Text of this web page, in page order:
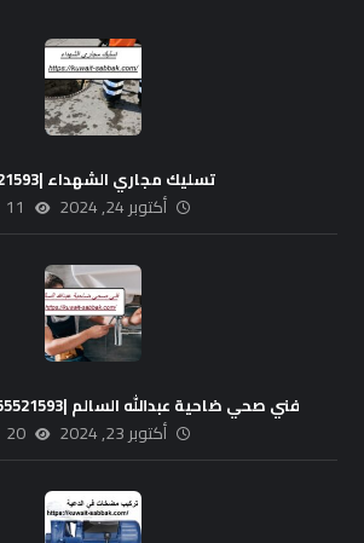
تسليك مجاري الشهداء |55521593
أكتوبر 24, 2024 11
فني صحي ضاحية عبدالله السالم |55521593| سباك الكويت
أكتوبر 23, 2024 20